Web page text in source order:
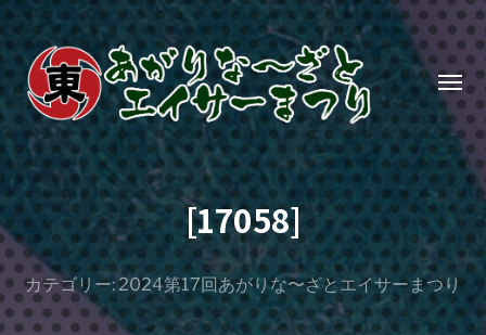
あ
が
り
な〜
ざ
と
menu
[17058]
カテゴリー:2024第17回あがりな〜ざとエイサーまつり